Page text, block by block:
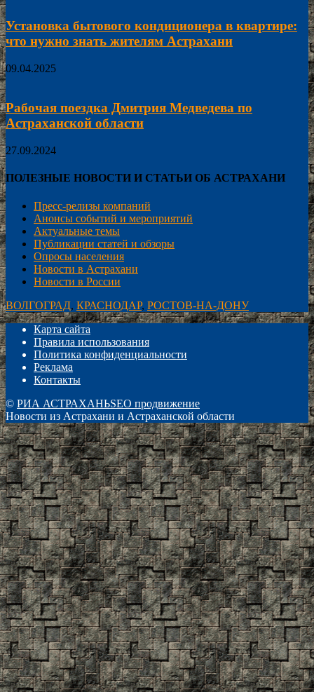
Установка бытового кондиционера в квартире:
что нужно знать жителям Астрахани
09.04.2025
Рабочая поездка Дмитрия Медведева по
Астраханской области
27.09.2024
ПОЛЕЗНЫЕ НОВОСТИ И СТАТЬИ ОБ АСТРАХАНИ
Пресс-релизы компаний
Анонсы событий и мероприятий
Актуальные темы
Публикации статей и обзоры
Опросы населения
Новости в Астрахани
Новости в России
ВОЛГОГРАД, КРАСНОДАР, РОСТОВ-НА-ДОНУ
Карта сайта
Правила использования
Политика конфиденциальности
Реклама
Контакты
© РИА АСТРАХАНЬSEO продвижение
Новости из Астрахани и Астраханской области